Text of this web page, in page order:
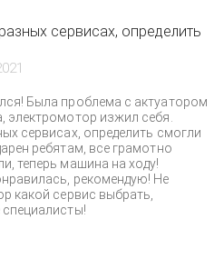
сервисах, определить
Была проблема с актуатором
электромотор изжил себя.
сервисах, определить смогли
ребятам, все грамотно
теперь машина на ходу!
рекомендую! Не
какой сервис выбрать,